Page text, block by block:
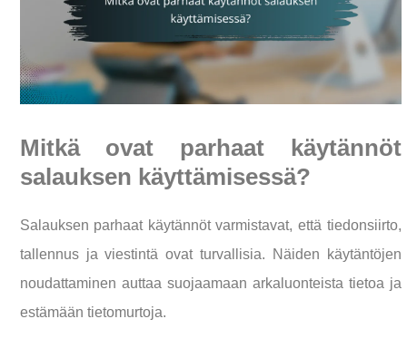
Mitkä ovat parhaat käytännöt
salauksen käyttämisessä?
Salauksen parhaat käytännöt varmistavat, että tiedonsiirto,
tallennus ja viestintä ovat turvallisia. Näiden käytäntöjen
noudattaminen auttaa suojaamaan arkaluonteista tietoa ja
estämään tietomurtoja.